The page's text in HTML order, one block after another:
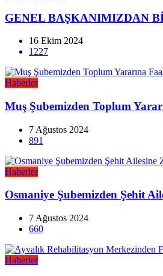
GENEL BAŞKANIMIZDAN
16 Ekim 2024
1227
Haberler
Muş Şubemizden Toplum
7 Ağustos 2024
891
Haberler
Osmaniye Şubemizden Şehit
7 Ağustos 2024
660
Haberler